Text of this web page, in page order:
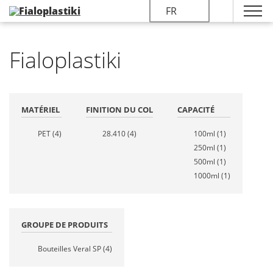
FR
Fialoplastiki
MATÉRIEL
PET(4)
FINITION DU COL
28.410(4)
CAPACITÉ
100ml (1)
250ml (1)
500ml (1)
1000ml (1)
GROUPE DE PRODUITS
Bouteilles Veral SP(4)